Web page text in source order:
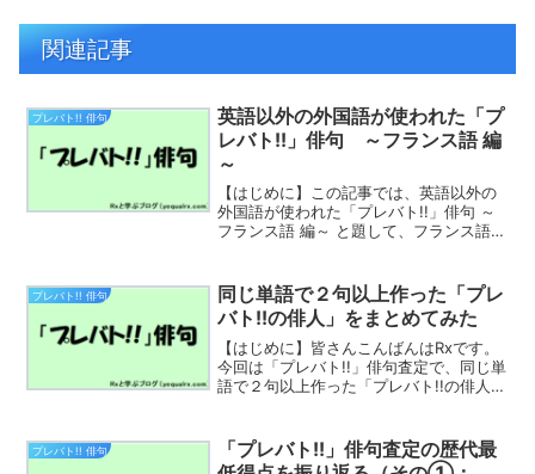
関連記事
プレバト!! 俳句
英語以外の外国語が使われた「プ
レバト!!」俳句 ～フランス語 編
～
【はじめに】この記事では、英語以外の
外国語が使われた「プレバト!!」俳句 ～
フランス語 編～ と題して、フランス語由
による効果を学んで行きたく思います。
皆さんの作句のご...
プレバト!! 俳句
同じ単語で２句以上作った「プレ
バト!!の俳人」をまとめてみた
【はじめに】皆さんこんばんはRxです。
今回は「プレバト!!」俳句査定で、同じ単
語で２句以上作った「プレバト!!の俳人」
ましょう！藤本敏史（永世名人）2014 →
201...
プレバト!! 俳句
「プレバト!!」俳句査定の歴代最